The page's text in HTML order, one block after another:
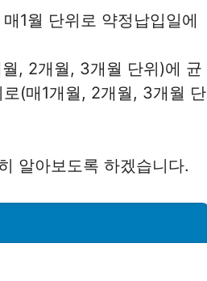
1월 단위로 약정납입일에
, 2개월, 3개월 단위)에 균
(매1개월, 2개월, 3개월 단
알아보도록 하겠습니다.